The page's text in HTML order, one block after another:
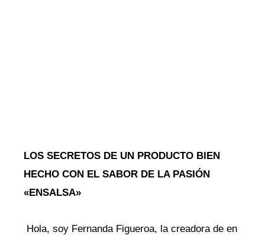
LOS SECRETOS DE UN PRODUCTO BIEN
HECHO CON EL SABOR DE LA PASIÓN
«ENSALSA»
Hola, soy Fernanda Figueroa, la creadora de en